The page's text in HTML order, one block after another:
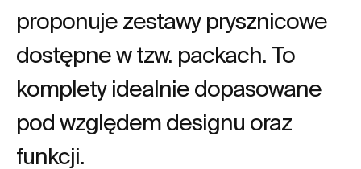
proponuje zestawy prysznicowe
dostępne w tzw. packach. To
komplety idealnie dopasowane
pod względem designu oraz
funkcji.